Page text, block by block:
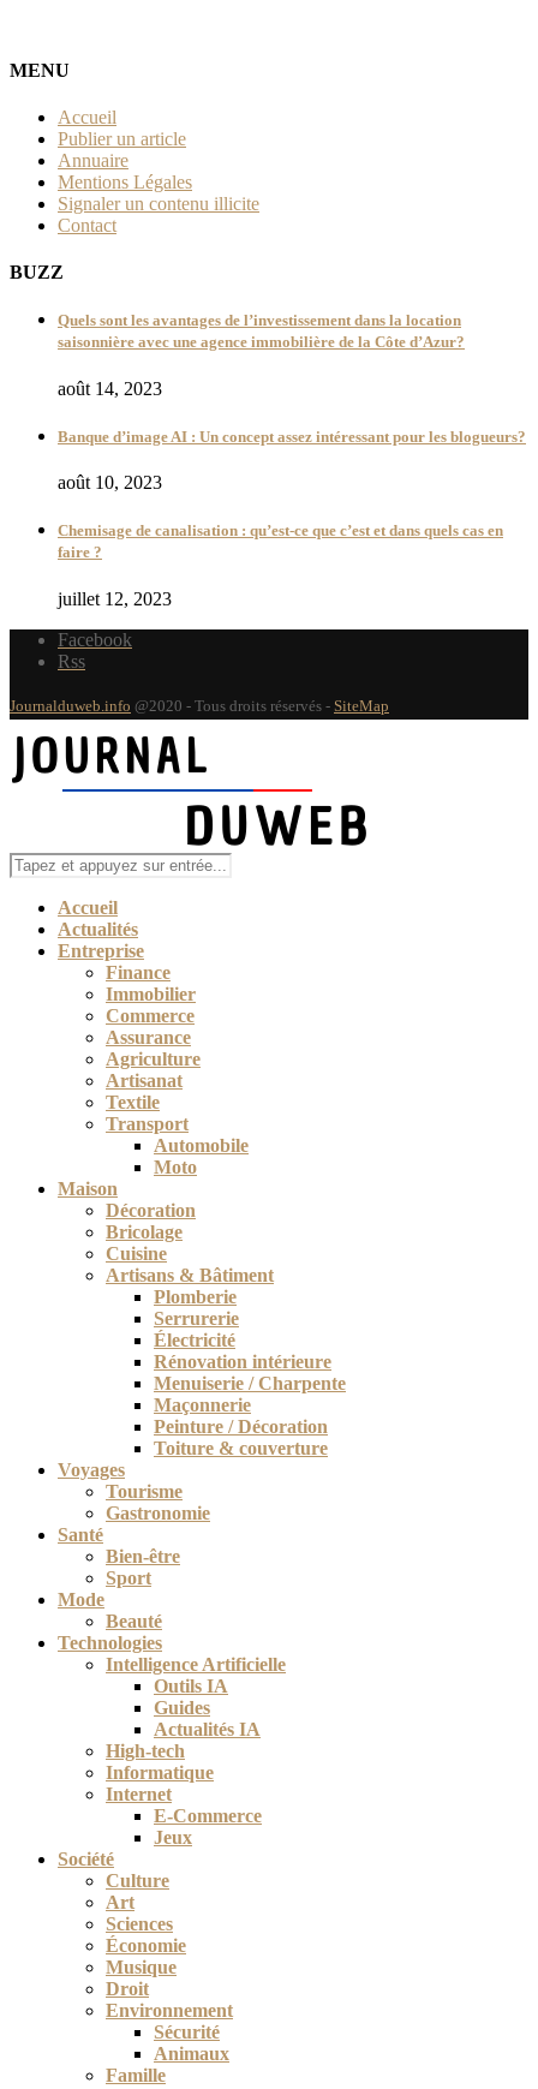
MENU
Accueil
Publier un article
Annuaire
Mentions Légales
Signaler un contenu illicite
Contact
BUZZ
Quels sont les avantages de l’investissement dans la location
saisonnière avec une agence immobilière de la Côte d’Azur?
août 14, 2023
Banque d’image AI : Un concept assez intéressant pour les blogueurs?
août 10, 2023
Chemisage de canalisation : qu’est-ce que c’est et dans quels cas en
faire ?
juillet 12, 2023
Facebook
Rss
Journalduweb.info @2020 - Tous droits réservés - SiteMap
Accueil
Actualités
Entreprise
Finance
Immobilier
Commerce
Assurance
Agriculture
Artisanat
Textile
Transport
Automobile
Moto
Maison
Décoration
Bricolage
Cuisine
Artisans & Bâtiment
Plomberie
Serrurerie
Électricité
Rénovation intérieure
Menuiserie / Charpente
Maçonnerie
Peinture / Décoration
Toiture & couverture
Voyages
Tourisme
Gastronomie
Santé
Bien-être
Sport
Mode
Beauté
Technologies
Intelligence Artificielle
Outils IA
Guides
Actualités IA
High-tech
Informatique
Internet
E-Commerce
Jeux
Société
Culture
Art
Sciences
Économie
Musique
Droit
Environnement
Sécurité
Animaux
Famille